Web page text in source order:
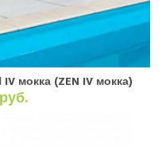
мокка (ZEN IV мокка)